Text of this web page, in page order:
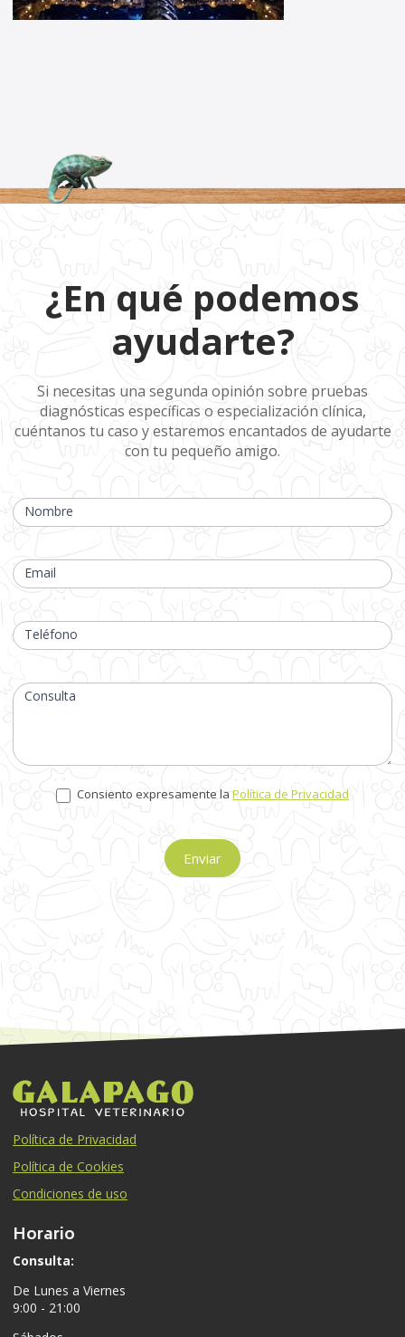
podemos
ayudarte?¿En qué podemos
ayudarte?
Si necesitas una segunda opinión sobre pruebas
diagnósticas específicas o especialización clínica,
cuéntanos tu caso y estaremos encantados de ayudarte
con tu pequeño amigo.
Nombre
Email
Teléfono
Consulta
Consiento expresamente la Política de Privacidad
eres
humano,
campo
en
blanco.
Enviar
Política de Privacidad
Política de Cookies
Condiciones de uso
Horario
Consulta:
De Lunes a Viernes
9:00 - 21:00